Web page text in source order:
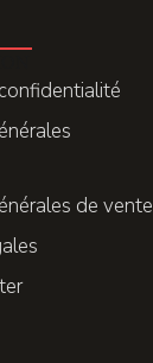
de vente